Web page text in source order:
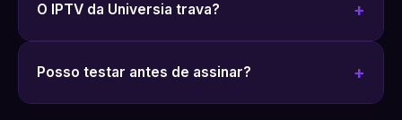
O IPTV da Universia trava?
Posso testar antes de assinar?